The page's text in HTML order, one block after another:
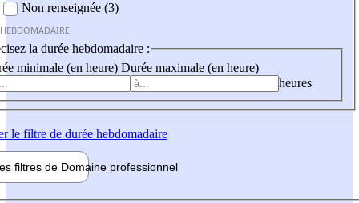
Non renseignée (3)
la durée hebdomadaire :
minimale (en heure) Durée maximale (en heure)
heures
le filtre de durée hebdomadaire
filtres de Domaine professionnel